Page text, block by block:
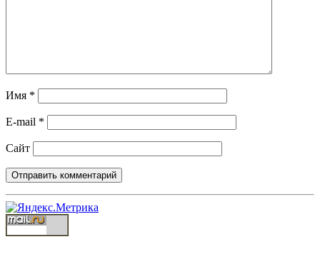
Имя *
E-mail *
Сайт